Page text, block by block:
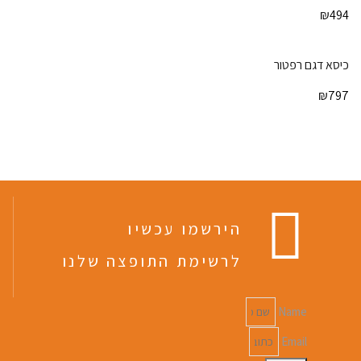
₪494
כיסא דגם רפטור
₪797
הירשמו עכשיו
לרשימת התופצה שלנו
Name
Email